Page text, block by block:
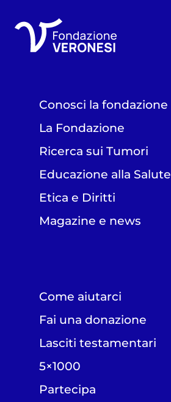
Conosci la fondazione
La Fondazione
Ricerca sui Tumori
Educazione alla Salute
Etica e Diritti
Magazine e news
Come aiutarci
Fai una donazione
Lasciti testamentari
5×1000
Partecipa